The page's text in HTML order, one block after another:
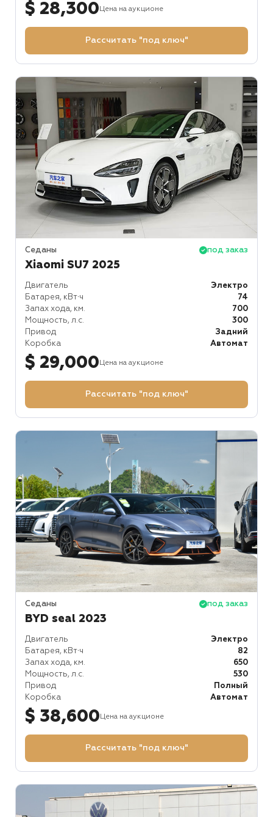
$ 28,300Цена на аукционе
Рассчитать "под ключ"
Седаны под заказ
Xiaomi SU7 2025
Двигатель
Электро
Батарея, кВт⋅ч
74
Запах хода, км.
700
Мощность, л.с.
300
Привод
Задний
Коробка
Автомат
$ 29,000Цена на аукционе
Рассчитать "под ключ"
Седаны под заказ
BYD seal 2023
Двигатель
Электро
Батарея, кВт⋅ч
82
Запах хода, км.
650
Мощность, л.с.
530
Привод
Полный
Коробка
Автомат
$ 38,600Цена на аукционе
Рассчитать "под ключ"